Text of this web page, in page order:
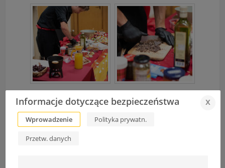
fot. Filip Pater 2f
Informacje dotyczące bezpieczeństwa x
Wprowadzenie Polityka prywatn.
Przetw. danych